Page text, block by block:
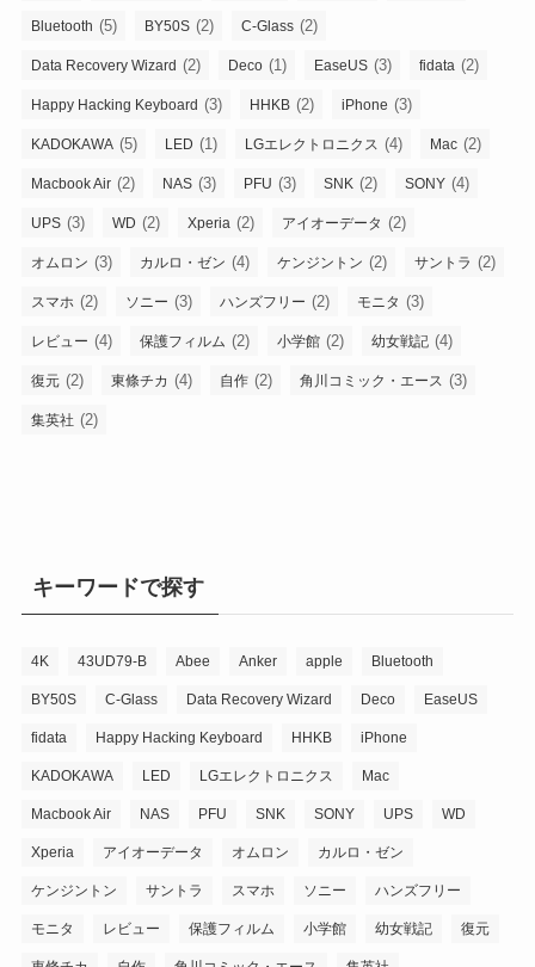
Bluetooth (5) BY50S (2) C-Glass (2)
Data Recovery Wizard (2) Deco (1) EaseUS (3) fidata (2)
Happy Hacking Keyboard (3) HHKB (2) iPhone (3)
KADOKAWA (5) LED (1) LGエレクトロニクス (4) Mac (2)
Macbook Air (2) NAS (3) PFU (3) SNK (2) SONY (4)
UPS (3) WD (2) Xperia (2) アイオーデータ (2)
オムロン (3) カルロ・ゼン (4) ケンジントン (2) サントラ (2)
スマホ (2) ソニー (3) ハンズフリー (2) モニタ (3)
レビュー (4) 保護フィルム (2) 小学館 (2) 幼女戦記 (4)
復元 (2) 東條チカ (4) 自作 (2) 角川コミック・エース (3)
集英社 (2)
キーワードで探す
4K 43UD79-B Abee Anker apple Bluetooth
BY50S C-Glass Data Recovery Wizard Deco EaseUS
fidata Happy Hacking Keyboard HHKB iPhone
KADOKAWA LED LGエレクトロニクス Mac
Macbook Air NAS PFU SNK SONY UPS WD
Xperia アイオーデータ オムロン カルロ・ゼン
ケンジントン サントラ スマホ ソニー ハンズフリー
モニタ レビュー 保護フィルム 小学館 幼女戦記 復元